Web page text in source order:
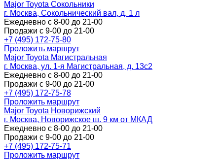
Major Toyota Сокольники
г. Москва, Сокольнический вал, д. 1 л
Ежедневно с 8-00 до 21-00
Продажи с 9-00 до 21-00
+7 (495) 172-75-80
Проложить маршрут
Major Toyota Магистральная
г. Москва, ул. 1-я Магистральная, д. 13с2
Ежедневно с 8-00 до 21-00
Продажи с 9-00 до 21-00
+7 (495) 172-75-78
Проложить маршрут
Major Toyota Новорижский
г. Москва, Новорижское ш. 9 км от МКАД
Ежедневно с 8-00 до 21-00
Продажи с 9-00 до 21-00
+7 (495) 172-75-71
Проложить маршрут